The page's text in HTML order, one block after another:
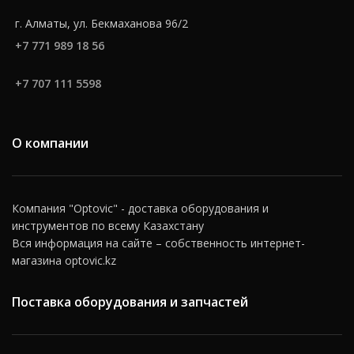
г. Алматы, ул. Бекмаханова 96/2
+7 771 989 18 56
+7 707 111 5598
О компании
Компания "Optovic" - доставка оборудования и
инструментов по всему Казахстану
Вся информация на сайте – собственность интернет-
магазина optovic.kz
Поставка оборудования и запчастей